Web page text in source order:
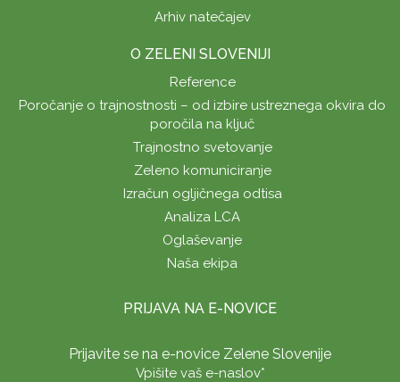
Arhiv natečajev
O ZELENI SLOVENIJI
Reference
Poročanje o trajnostnosti – od izbire ustreznega okvira do
poročila na ključ
Trajnostno svetovanje
Zeleno komuniciranje
Izračun ogljičnega odtisa
Analiza LCA
Oglaševanje
Naša ekipa
PRIJAVA NA E-NOVICE
Prijavite se na e-novice Zelene Slovenije
Vpišite vaš e-naslov*